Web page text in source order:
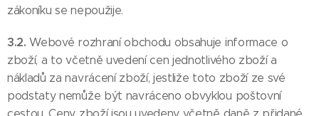
zákoníku se nepoužije.
3.2.Webové rozhraní obchodu obsahuje informace o
zboží, a to včetně uvedení cen jednotlivého zboží a
nákladů za navrácení zboží, jestliže toto zboží ze své
podstaty nemůže být navráceno obvyklou poštovní